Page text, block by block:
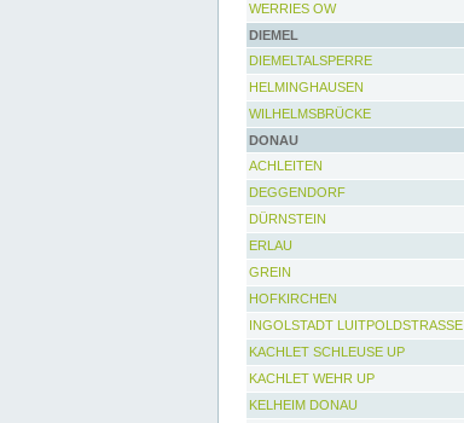
WERRIES OW
DIEMEL
DIEMELTALSPERRE
HELMINGHAUSEN
WILHELMSBRÜCKE
DONAU
ACHLEITEN
DEGGENDORF
DÜRNSTEIN
ERLAU
GREIN
HOFKIRCHEN
INGOLSTADT LUITPOLDSTRASSE
KACHLET SCHLEUSE UP
KACHLET WEHR UP
KELHEIM DONAU